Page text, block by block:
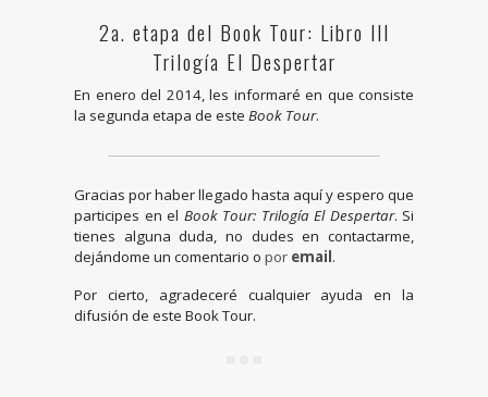
2a. etapa del Book Tour: Libro III
Trilogía El Despertar
En enero del 2014, les informaré en que consiste
la segunda etapa de este Book Tour.
Gracias por haber llegado hasta aquí y espero que
participes en el Book Tour: Trilogía El Despertar. Si
tienes alguna duda, no dudes en contactarme,
dejándome un comentario o por email.
Por cierto, agradeceré cualquier ayuda en la
difusión de este Book Tour.